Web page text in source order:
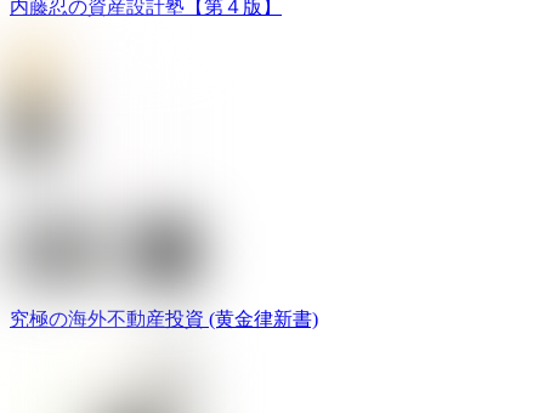
内藤忍の資産設計塾【第４版】
究極の海外不動産投資 (黄金律新書)